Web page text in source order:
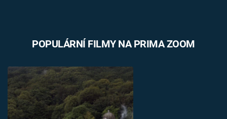
POPULÁRNÍ FILMY NA PRIMA ZOOM